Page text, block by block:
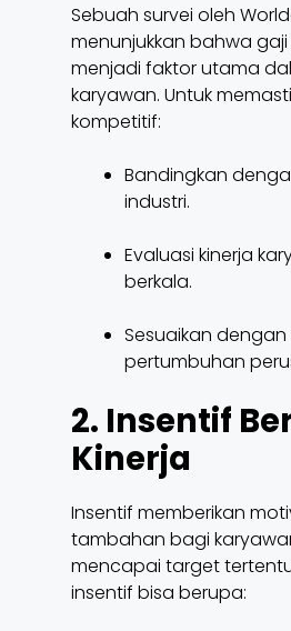
Sebuah survei oleh
menunjukkan bahwa
menjadi faktor utama
karyawan. Untuk
kompetitif:
Bandingkan
industri.
Evaluasi kinerja
berkala.
Sesuaikan
pertumbuhan
2. Insentif
Kinerja
Insentif memberikan
tambahan bagi
mencapai target
insentif bisa berupa: